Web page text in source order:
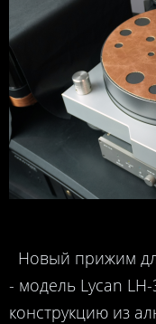
Новый прижим
- модель Lycan
конструкцию из